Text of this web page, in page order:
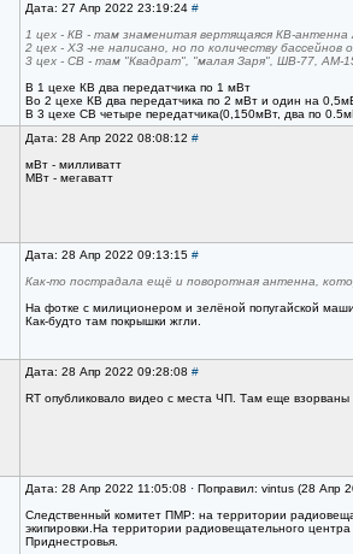
Дата: 27 Апр 2022 23:19:24 #
1 цех - КВ - там знаменитая вертящаяся КВ-
2 цех - ХЗ -не написано, но по количеству
3 цех - СВ - там "Квадрат", "малая Заря", ШВ-77, АМ-
В 1 цехе КВ два передатчика по 1 мВт
Во 2 цехе КВ два передатчика по 2 мВт и один на
В 3 цехе СВ четыре передатчика(0,150мВт, два по
Дата: 28 Апр 2022 08:08:12 #
мВт - милливатт
МВт - мегаватт
Дата: 28 Апр 2022 09:13:15 #
Как-то пострадала ещё и поворотная антенна,
На фотке с милиционером и зелёной попугайской
Как-будто там покрышки жгли.
Дата: 28 Апр 2022 09:28:08 #
RT опубликовало видео с места ЧП. Там еще
Дата: 28 Апр 2022 11:05:08 · Поправил: vintus (28 Апр
Следственный комитет ПМР: на территории
экипировки.На территории радиовещательного
Приднестровья.